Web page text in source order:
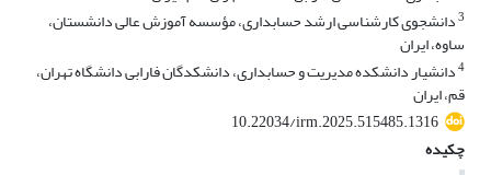
3دانشجوی کارشناسی ارشد حسابداری، مؤسسه آموزش عالی دانشستان،
ساوه، ایران
4دانشیار دانشکده مدیریت و حسابداری، دانشکدگان فارابی دانشگاه تهران،
قم، ایران
10.22034/irm.2025.515485.1316
چکیده